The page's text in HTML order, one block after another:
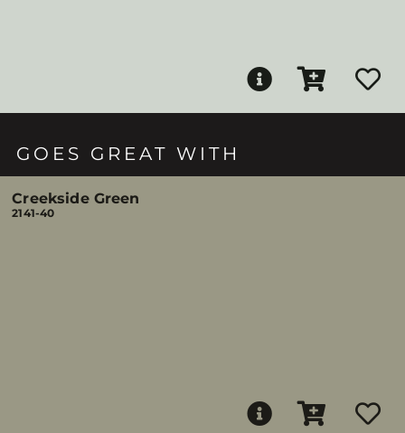
GOES GREAT WITH
Creekside Green
2141-40